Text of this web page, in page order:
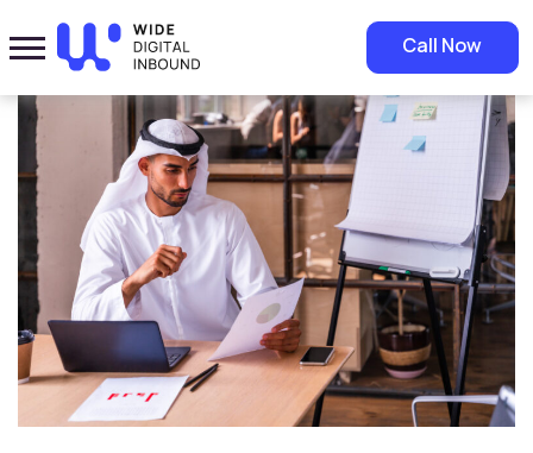
Call Now
Home»Blog » الدليل الشامل لأفضل شركة تحسين محركات البحث في
السعودية: تقييم ومراجعات